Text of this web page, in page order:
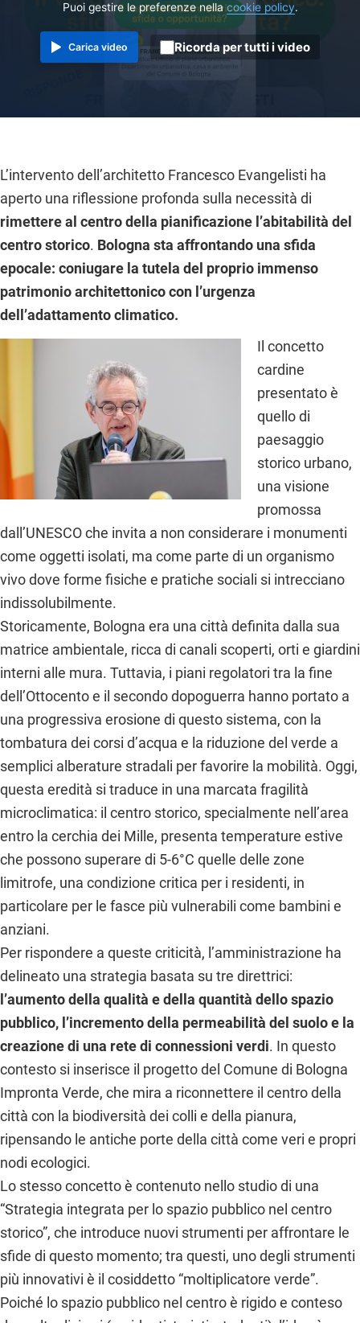
Puoi gestire le preferenze nellacookie policy.
Carica video Ricorda per tutti i video
L’intervento dell’architetto Francesco Evangelisti ha
aperto una riflessione profonda sulla necessità di
rimettere al centro della pianificazione l’abitabilità del
centro storico. Bologna sta affrontando una sfida
epocale: coniugare la tutela del proprio immenso
patrimonio architettonico con l’urgenza
dell’adattamento climatico.
Il concetto
cardine
presentato è
quello di
paesaggio
storico urbano,
una visione
promossa
dall’UNESCO che invita a non considerare i monumenti
come oggetti isolati, ma come parte di un organismo
vivo dove forme fisiche e pratiche sociali si intrecciano
indissolubilmente.
Storicamente, Bologna era una città definita dalla sua
matrice ambientale, ricca di canali scoperti, orti e giardini
interni alle mura. Tuttavia, i piani regolatori tra la fine
dell’Ottocento e il secondo dopoguerra hanno portato a
una progressiva erosione di questo sistema, con la
tombatura dei corsi d’acqua e la riduzione del verde a
semplici alberature stradali per favorire la mobilità. Oggi,
questa eredità si traduce in una marcata fragilità
microclimatica: il centro storico, specialmente nell’area
entro la cerchia dei Mille, presenta temperature estive
che possono superare di 5-6°C quelle delle zone
limitrofe, una condizione critica per i residenti, in
particolare per le fasce più vulnerabili come bambini e
anziani.
Per rispondere a queste criticità, l’amministrazione ha
delineato una strategia basata su tre direttrici:
l’aumento della qualità e della quantità dello spazio
pubblico, l’incremento della permeabilità del suolo e la
creazione di una rete di connessioni verdi. In questo
contesto si inserisce il progetto del Comune di Bologna
Impronta Verde, che mira a riconnettere il centro della
città con la biodiversità dei colli e della pianura,
ripensando le antiche porte della città come veri e propri
nodi ecologici.
Lo stesso concetto è contenuto nello studio di una
“Strategia integrata per lo spazio pubblico nel centro
storico”, che introduce nuovi strumenti per affrontare le
sfide di questo momento; tra questi, uno degli strumenti
più innovativi è il cosiddetto “moltiplicatore verde”.
Poiché lo spazio pubblico nel centro è rigido e conteso